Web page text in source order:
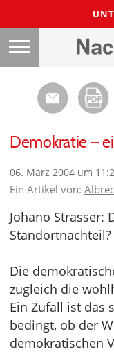
Demokratie –
06. März 2004 um
Ein Artikel von:
Johano Strasser:
Standortnachteil?
Die
zugleich die
Ein Zufall ist das
bedingt, ob der
demokratischen